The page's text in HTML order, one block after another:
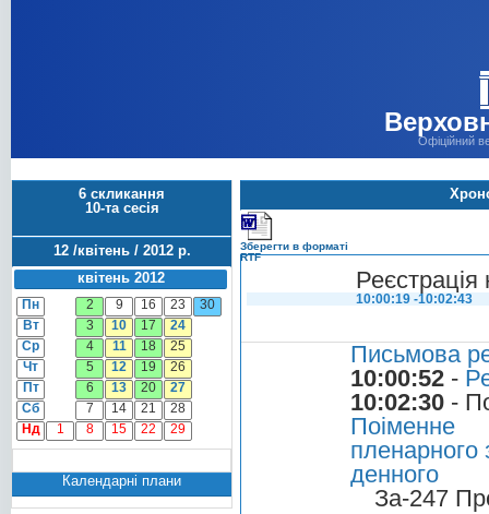
Офіційний
6 скликання
10-та сесія
12 /квітень / 2012 р.
квітень 2012
Пн 2 9 16 23
30
Вт
3 10 17
24
Ср
4 11 18
25
Чт
5 12 19
26
Пт
6 13 20
27
Сб
7 14 21
28
Нд
1 8 15 22 29
Календарні плани
Зберегти в форматі
RTF
Реєстрація
10:00:19 -10:02:43
Письмова
10:00:52 -
10:02:30 -
Поіменне
пленарного
денного
За-247